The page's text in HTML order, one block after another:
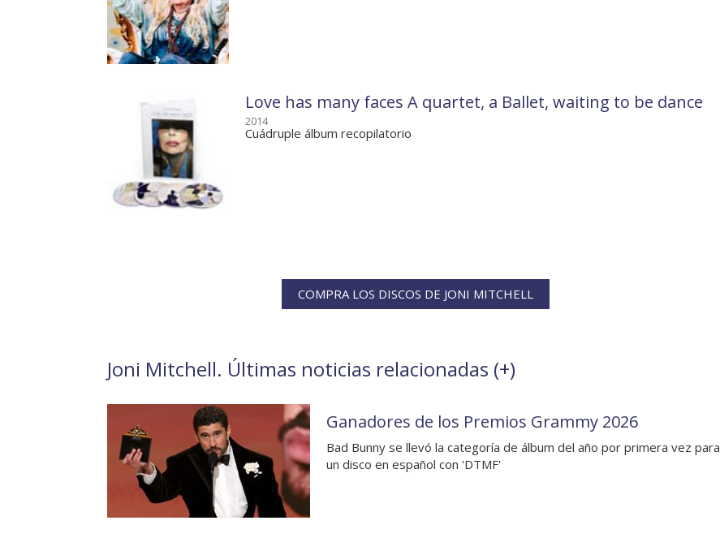
Love has many faces A quartet, a Ballet, waiting to be dance
2014
Cuádruple álbum recopilatorio
COMPRA LOS DISCOS DE JONI MITCHELL
Joni Mitchell. Últimas noticias relacionadas (+)
Ganadores de los Premios Grammy 2026
Bad Bunny se llevó la categoría de álbum del año por primera vez para
un disco en español con 'DTMF'